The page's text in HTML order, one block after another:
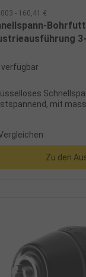
- 160,41 €
verfügbar
mit
Zu den